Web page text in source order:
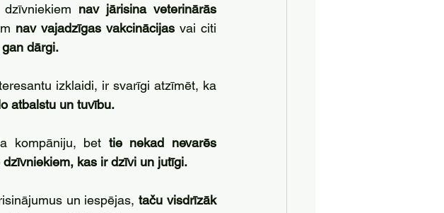
nav jārisina veterinārās
nav vajadzīgas vakcinācijas vai citi
dārgi.
atbalstu un tuvību.
kompāniju, bet tie nekad nevarēs
kas ir dzīvi un jutīgi.
un iespējas, taču visdrīzāk